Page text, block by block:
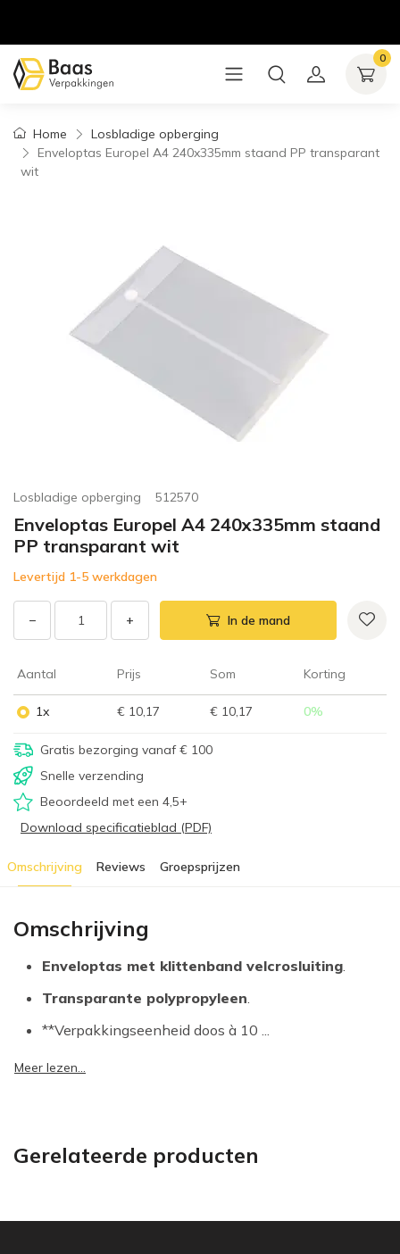
0
Home
Losbladige opberging
Enveloptas Europel A4 240x335mm staand PP transparant
wit
Losbladige opberging 512570
Enveloptas Europel A4 240x335mm staand
PP transparant wit
Levertijd 1-5 werkdagen
− + In de mand
Aantal Prijs Som Korting
1x € 10,17 € 10,17 0%
Gratis bezorging vanaf € 100
Snelle verzending
Beoordeeld met een 4,5+
Download specificatieblad (PDF)
Omschrijving Reviews Groepsprijzen
Omschrijving
Enveloptas met klittenband velcrosluiting.
Transparante polypropyleen.
**Verpakkingseenheid doos à 10 ...
Meer lezen...
Gerelateerde producten